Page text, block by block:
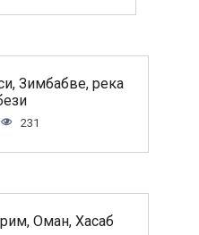
Зимбабве, река
231
Оман, Хасаб